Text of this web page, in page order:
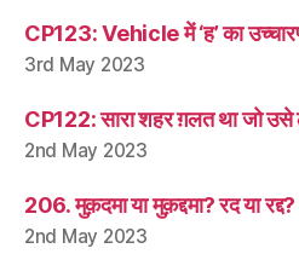
CP123: Vehicle में ‘ह’ का
3rd May 2023
CP122: सारा शहर ग़लत था जो उसे
2nd May 2023
206. मुक़दमा या मुक़द्दमा? रद या रद्द?
2nd May 2023